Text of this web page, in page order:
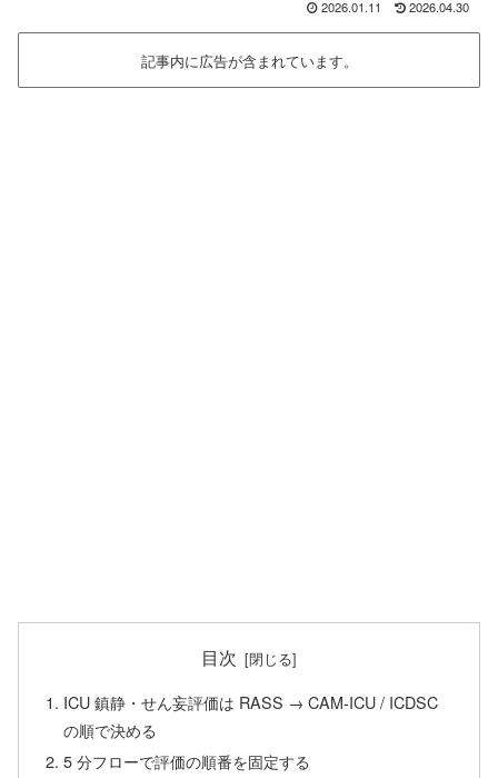
2026.01.11 2026.04.30
記事内に広告が含まれています。
目次
ICU 鎮静・せん妄評価は RASS → CAM-ICU / ICDSC
の順で決める
5 分フローで評価の順番を固定する